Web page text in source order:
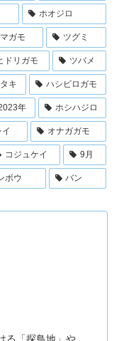
ホオジロ
マガモ ツグミ
ドリガモ ツバメ
キ ハシビロガモ
年 ホシハジロ
オナガガモ
コジュケイ 9月
ボウ バン